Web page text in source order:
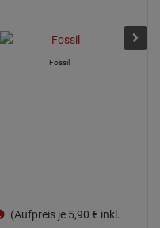
Fossil
(Aufpreis je 5,90 € inkl.